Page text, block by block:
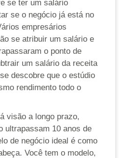
se ter um salário
se o negócio já está no
empresários
se atribuir um salário e
o ponto de
um salário da receita
descobre que o estúdio
rendimento todo o
visão a longo prazo,
ultrapassam 10 anos de
de negócio ideal é como
Você tem o modelo,